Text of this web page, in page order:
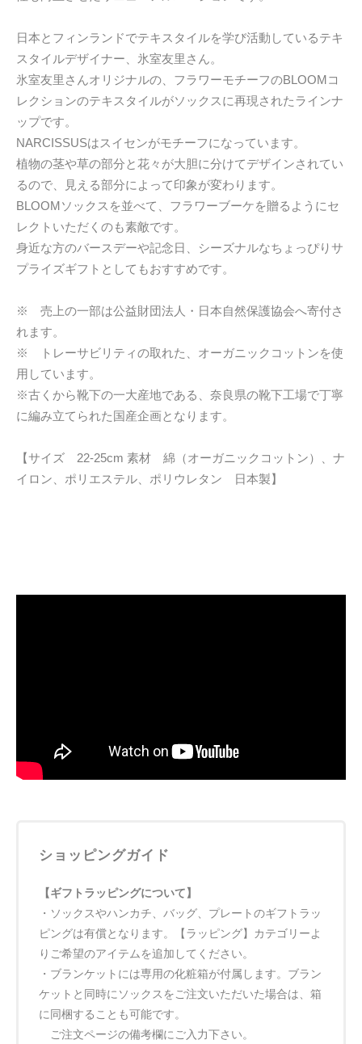
日本とフィンランドでテキスタイルを学び活動しているテキ
スタイルデザイナー、氷室友里さん。
氷室友里さんオリジナルの、フラワーモチーフのBLOOMコ
レクションのテキスタイルがソックスに再現されたラインナ
ップです。
NARCISSUSはスイセンがモチーフになっています。
植物の茎や草の部分と花々が大胆に分けてデザインされてい
るので、見える部分によって印象が変わります。
BLOOMソックスを並べて、フラワーブーケを贈るようにセ
レクトいただくのも素敵です。
身近な方のバースデーや記念日、シーズナルなちょっぴりサ
プライズギフトとしてもおすすめです。
※ 売上の一部は公益財団法人・日本自然保護協会へ寄付さ
れます。
※ トレーサビリティの取れた、オーガニックコットンを使
用しています。
※古くから靴下の一大産地である、奈良県の靴下工場で丁寧
に編み立てられた国産企画となります。
【サイズ 22-25cm 素材 綿（オーガニックコットン）、ナ
イロン、ポリエステル、ポリウレタン 日本製】
ショッピングガイド
【ギフトラッピングについて】
・ソックスやハンカチ、バッグ、プレートのギフトラッ
ピングは有償となります。【ラッピング】カテゴリーよ
りご希望のアイテムを追加してください。
・ブランケットには専用の化粧箱が付属します。ブラン
ケットと同時にソックスをご注文いただいた場合は、箱
に同梱することも可能です。
ご注文ページの備考欄にご入力下さい。